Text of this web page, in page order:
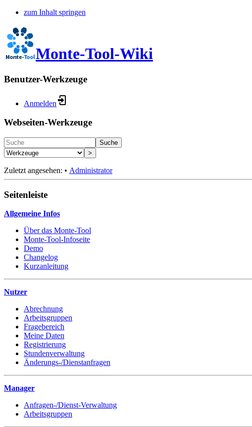
zum Inhalt springen
Monte-Tool-Wiki
Benutzer-Werkzeuge
Anmelden
Webseiten-Werkzeuge
Suche
>
Zuletzt angesehen: • Administrator
Seitenleiste
Allgemeine Infos
Über das Monte-Tool
Monte-Tool-Infoseite
Demo
Changelog
Kurzanleitung
Nutzer
Abrechnung
Arbeitsgruppen
Fragebereich
Meine Daten
Registrierung
Stundenverwaltung
Änderungs-/Dienstanfragen
Manager
Anfragen-/Dienst-Verwaltung
Arbeitsgruppen